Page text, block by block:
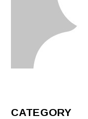
CATEGORY